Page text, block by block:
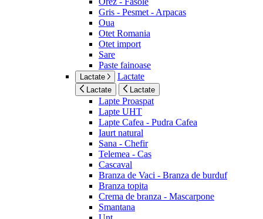
Gris - Pesmet - Arpacas
Oua
Otet Romania
Otet import
Sare
Paste fainoase
Lactate Lactate
Lactate Lactate
Lapte Proaspat
Lapte UHT
Lapte Cafea - Pudra Cafea
Iaurt natural
Sana - Chefir
Telemea - Cas
Cascaval
Branza de Vaci - Branza de burduf
Branza topita
Crema de branza - Mascarpone
Smantana